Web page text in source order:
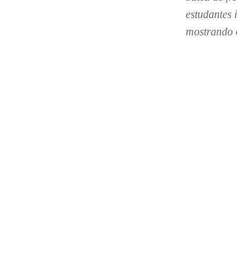
mostrando